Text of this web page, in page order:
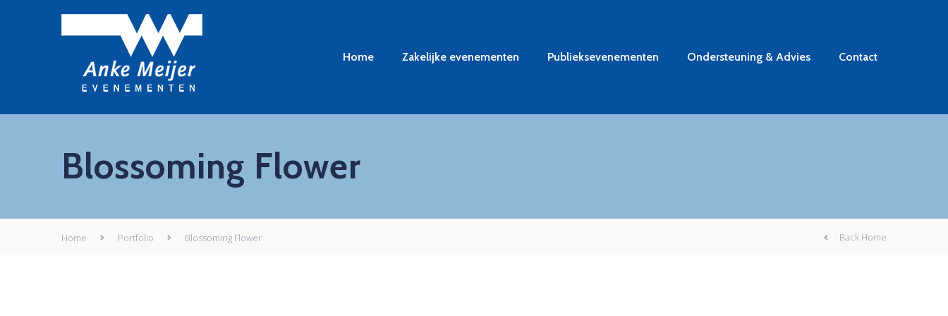
Home Zakelijke evenementen Publieksevenementen Ondersteuning & Advies Contact
Blossoming Flower
Home Portfolio Blossoming Flower Back Home